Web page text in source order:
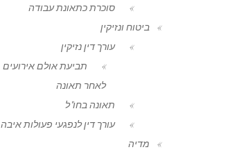
סוכרת כתאונת עבודה
ביטוח ונזיקין
עורך דין נזיקין
תביעת אולם אירועים
לאחר תאונה
תאונה בחו"ל
עורך דין לנפגעי פעולות איבה
מדיה